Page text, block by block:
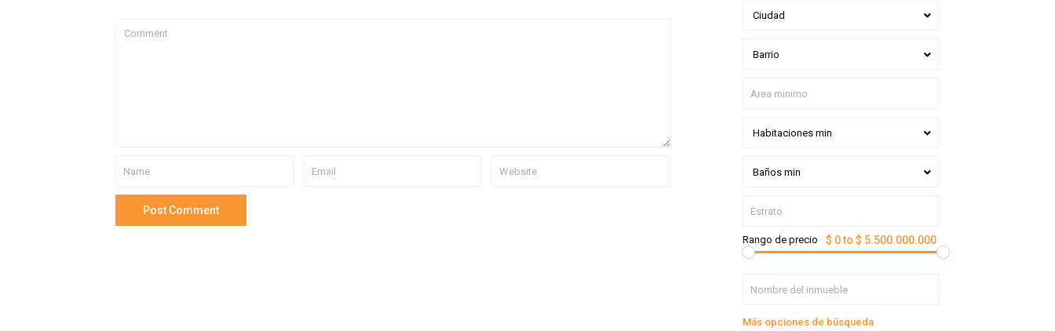
Ciudad
Barrio
Habitaciones min
Baños min
Rango de precio $ 0 to $ 5.500.000.000
Más opciones de búsqueda